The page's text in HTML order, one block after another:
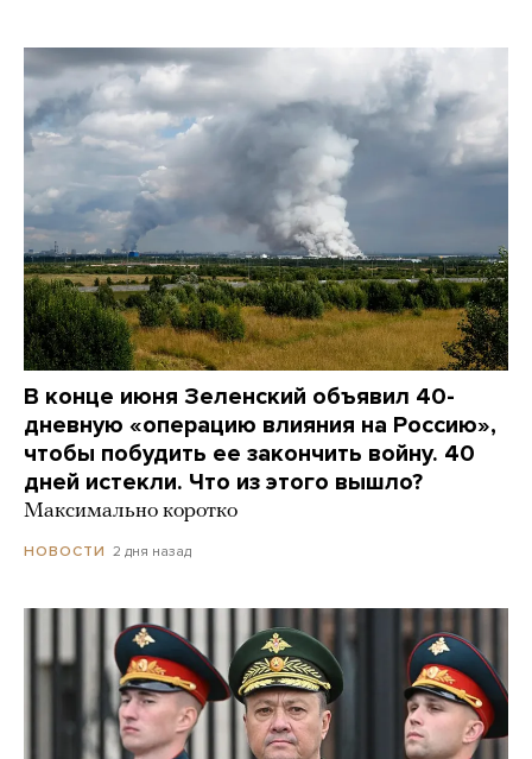
В конце июня Зеленский объявил 40-
дневную «операцию влияния на Россию»,
чтобы побудить ее закончить войну. 40
дней истекли. Что из этого вышло?
Максимально коротко
НОВОСТИ 2 дня назад